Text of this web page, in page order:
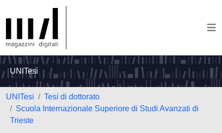
UNITesi
UNITesi
Tesi di dottorato
Scuola Internazionale Superiore di Studi Avanzati di
Trieste